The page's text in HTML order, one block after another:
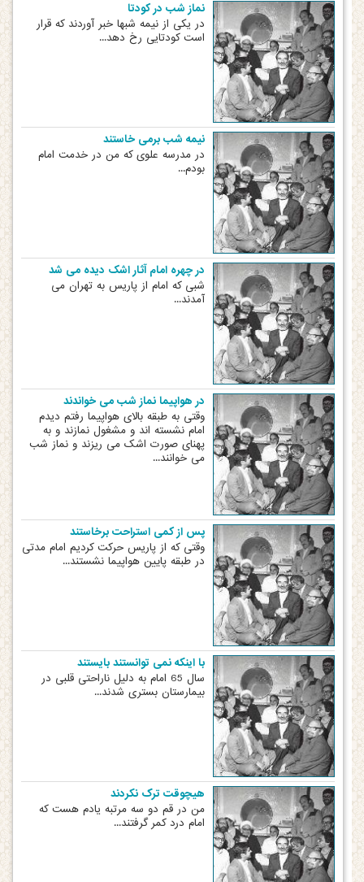
نماز شب در کودتا
در یکی از نیمه شبها خبر آوردند که قرار
است کودتایی رخ دهد...
نیمه شب برمی خاستند
در مدرسه علوی که من در خدمت امام
بودم...
در چهره امام آثار اشک دیده می شد
شبی که امام از پاریس به تهران می
آمدند...
در هواپیما نماز شب می خواندند
وقتی به طبقه بالای هواپیما رفتم دیدم
امام نشسته اند و مشغول نمازند و به
پهنای صورت اشک می ریزند و نماز شب
می خوانند...
پس از کمی استراحت برخاستند
وقتی که از پاریس حرکت کردیم امام مدتی
در طبقه پایین هواپیما نشستند...
با اینکه نمی توانستند بایستند
سال 65 امام به دلیل ناراحتی قلبی در
بیمارستان بستری شدند...
هیچوقت ترک نکردند
من در قم دو سه مرتبه یادم هست که
امام درد کمر گرفتند...